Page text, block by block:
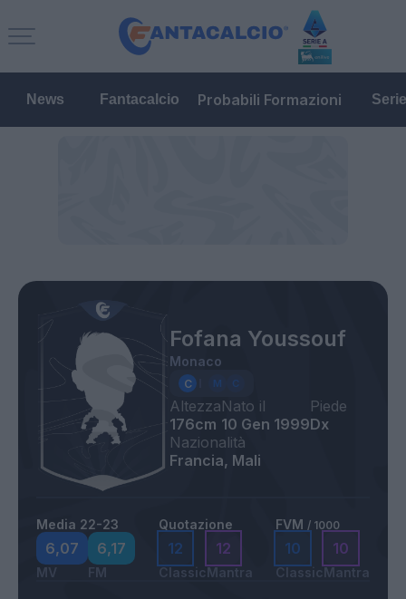
News Fantacalcio Probabili Formazioni
Fofana Youssouf
Monaco
Altezza
176cm
Nato il
10 Gen 1999
Piede
Dx
Nazionalità
Francia, Mali
Media 22-23
6,07
MV
6,17
FM
Quotazione
12
Classic
12
Mantra
FVM / 1000
10
Classic
10
Mantra